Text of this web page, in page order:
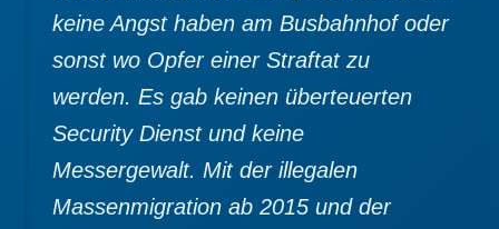
keine Angst haben am Busbahnhof oder
sonst wo Opfer einer Straftat zu
werden. Es gab keinen überteuerten
Security Dienst und keine
Messergewalt. Mit der illegalen
Massenmigration ab 2015 und der